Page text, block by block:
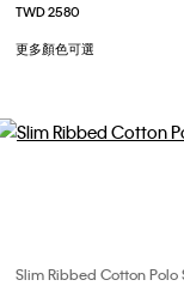
TWD 2580
更多顏色可選
Slim Ribbed Cotton Polo